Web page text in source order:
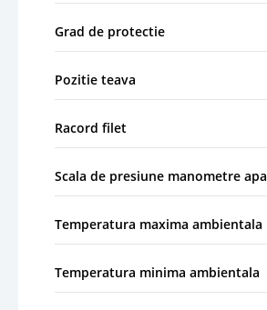
Grad de protectie
Pozitie teava
Racord filet
Scala de presiune manometre apa
Temperatura maxima ambientala
Temperatura minima ambientala